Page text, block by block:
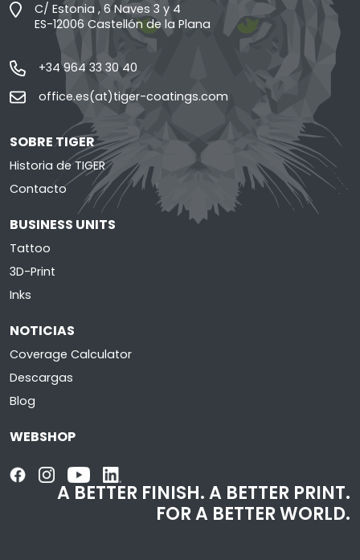
C/ Estonia , 6 Naves 3 y 4
ES-12006 Castellón de la Plana
+34 964 33 30 40
office.es(at)tiger-coatings.com
SOBRE TIGER
Historia de TIGER
Contacto
BUSINESS UNITS
Tattoo
3D-Print
Inks
NOTICIAS
Coverage Calculator
Descargas
Blog
WEBSHOP
A BETTER FINISH.A BETTER PRINT.
FOR A BETTER WORLD.